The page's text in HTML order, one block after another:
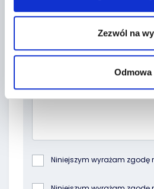
Zezwól na
Odmowa
Niniejszym wyrażam zgodę
podanych przeze mnie